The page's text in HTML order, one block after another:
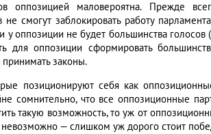
оппозицией маловероятна. Прежде
смогут заблокировать работу
у оппозиции не будет большинства
для оппозиции сформировать
законы.
позиционируют себя как
сомнительно, что все оппозиционные
такую возможность, то уж от
— слишком уж дорого стоит